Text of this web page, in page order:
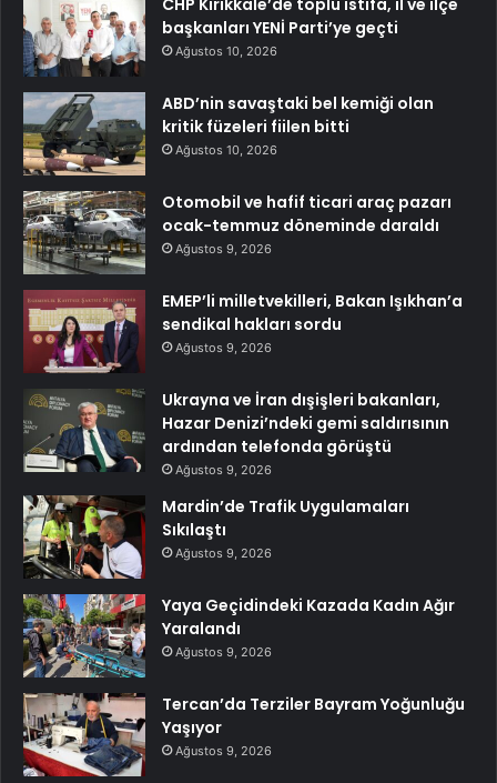
başkanları YENİ Parti’ye geçti
Ağustos 10, 2026
ABD’nin savaştaki bel kemiği olan
kritik füzeleri fiilen bitti
Ağustos 10, 2026
Otomobil ve hafif ticari araç pazarı
ocak-temmuz döneminde daraldı
Ağustos 9, 2026
EMEP’li milletvekilleri, Bakan Işıkhan’a
sendikal hakları sordu
Ağustos 9, 2026
Ukrayna ve İran dışişleri bakanları,
Hazar Denizi’ndeki gemi saldırısının
ardından telefonda görüştü
Ağustos 9, 2026
Mardin’de Trafik Uygulamaları
Sıkılaştı
Ağustos 9, 2026
Yaya Geçidindeki Kazada Kadın Ağır
Yaralandı
Ağustos 9, 2026
Tercan’da Terziler Bayram Yoğunluğu
Yaşıyor
Ağustos 9, 2026